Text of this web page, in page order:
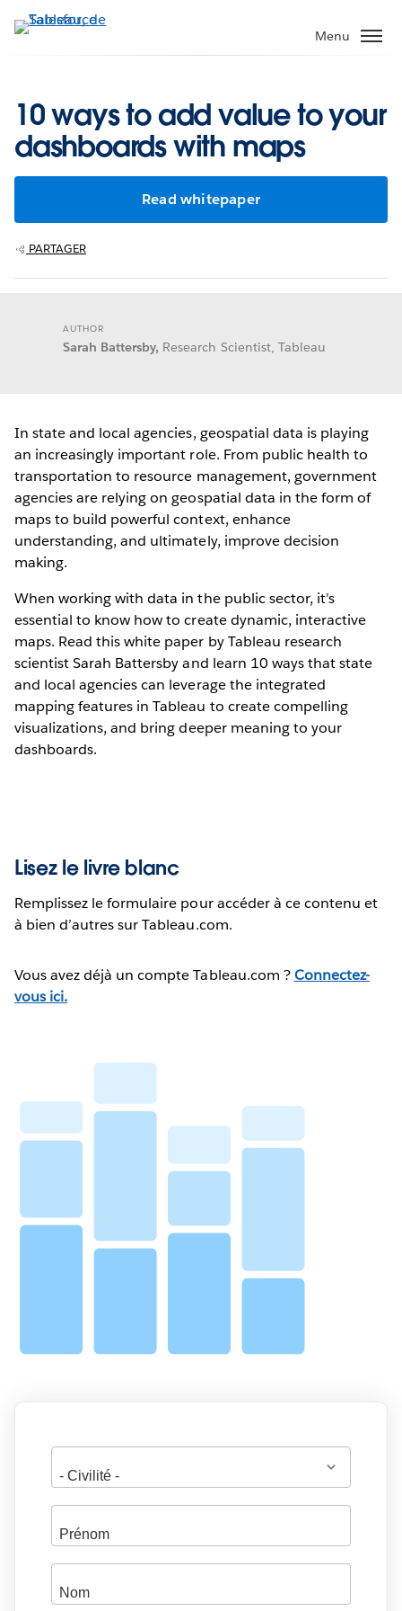
Aller
au
Menu
10 ways to add value to your
dashboards with maps
Read whitepaper
PARTAGER
AUTHOR
Sarah Battersby, Research Scientist, Tableau
In state and local agencies, geospatial data is playing
an increasingly important role. From public health to
transportation to resource management, government
agencies are relying on geospatial data in the form of
maps to build powerful context, enhance
understanding, and ultimately, improve decision
making.
When working with data in the public sector, it’s
essential to know how to create dynamic, interactive
maps. Read this white paper by Tableau research
scientist Sarah Battersby and learn 10 ways that state
and local agencies can leverage the integrated
mapping features in Tableau to create compelling
visualizations, and bring deeper meaning to your
dashboards.
Lisez le livre blanc
Remplissez le formulaire pour accéder à ce contenu et
à bien d’autres sur Tableau.com.
Vous avez déjà un compte Tableau.com ?Connectez-
vous ici.